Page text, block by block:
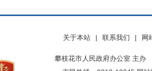
关于本站 | 联系我们 | 网
攀枝花市人民政府办公室 主